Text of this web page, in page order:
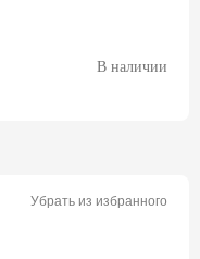
В наличии
Убрать из избранного